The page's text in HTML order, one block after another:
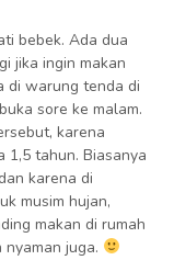
bebek. Ada dua
jika ingin makan
di warung tenda di
sore ke malam.
karena
1,5 tahun. Biasanya
karena di
musim hujan,
makan di rumah
juga.